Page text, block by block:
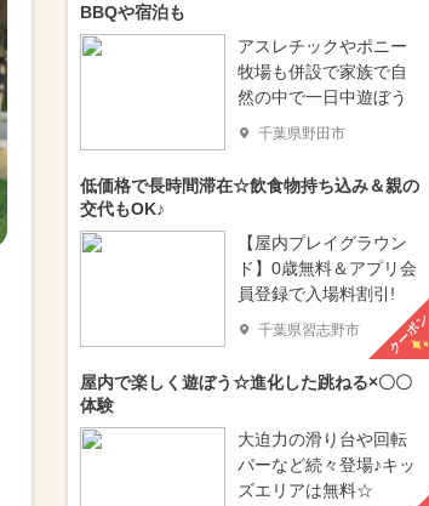
BBQや宿泊も
アスレチックやポニー
牧場も併設で家族で自
然の中で一日中遊ぼう
千葉県野田市
低価格で長時間滞在☆飲食物持ち込み＆親の
交代もOK♪
【屋内プレイグラウン
ド】0歳無料＆アプリ会
員登録で入場料割引!
千葉県習志野市 クーポン
屋内で楽しく遊ぼう☆進化した跳ねる×〇〇
体験
大迫力の滑り台や回転
バーなど続々登場♪キッ
ズエリアは無料☆